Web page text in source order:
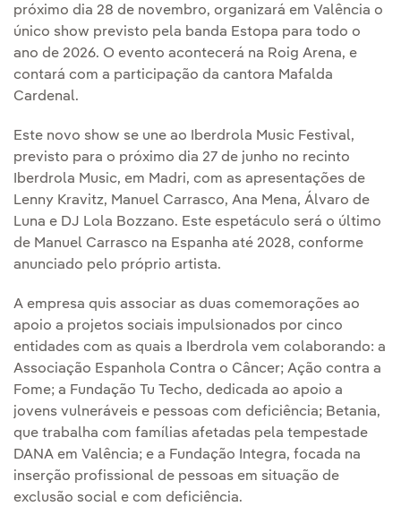
próximo dia 28 de novembro, organizará em Valência o
único show previsto pela banda Estopa para todo o
ano de 2026. O evento acontecerá na Roig Arena, e
contará com a participação da cantora Mafalda
Cardenal.
Este novo show se une ao Iberdrola Music Festival,
previsto para o próximo dia 27 de junho no recinto
Iberdrola Music, em Madri, com as apresentações de
Lenny Kravitz, Manuel Carrasco, Ana Mena, Álvaro de
Luna e DJ Lola Bozzano. Este espetáculo será o último
de Manuel Carrasco na Espanha até 2028, conforme
anunciado pelo próprio artista.
A empresa quis associar as duas comemorações ao
apoio a projetos sociais impulsionados por cinco
entidades com as quais a Iberdrola vem colaborando: a
Associação Espanhola Contra o Câncer; Ação contra a
Fome; a Fundação Tu Techo, dedicada ao apoio a
jovens vulneráveis e pessoas com deficiência; Betania,
que trabalha com famílias afetadas pela tempestade
DANA em Valência; e a Fundação Integra, focada na
inserção profissional de pessoas em situação de
exclusão social e com deficiência.